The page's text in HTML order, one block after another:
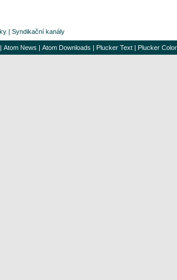
| Syndikační kanály
| Atom News | Atom Downloads | Plucker Text | Plucker Color